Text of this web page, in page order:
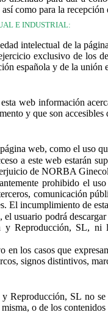
como para la
E INDUSTRIAL:
intelectual de la
exclusivo de los
española y de la unión
web información
y que son accesibles
web, como el uso
a este web estarán
de NORBA
prohibido el
comunicación
El incumplimiento de
el usuario podrá
Reproducción, SL, ni
en los casos que
signos distintivos,
Reproducción, SL no se
o de los